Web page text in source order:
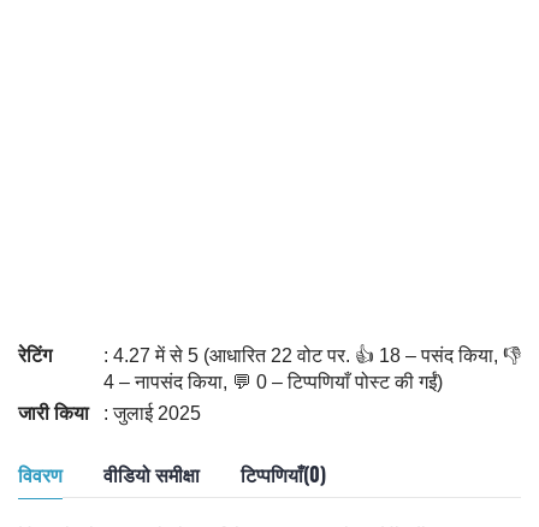
रेटिंग
: 4.27 में से 5 (आधारित 22 वोट पर. 👍 18 – पसंद किया, 👎
4 – नापसंद किया, 💬 0 – टिप्पणियाँ पोस्ट की गईं)
जारी किया
: जुलाई 2025
विवरण वीडियो समीक्षा टिप्पणियाँ(0)